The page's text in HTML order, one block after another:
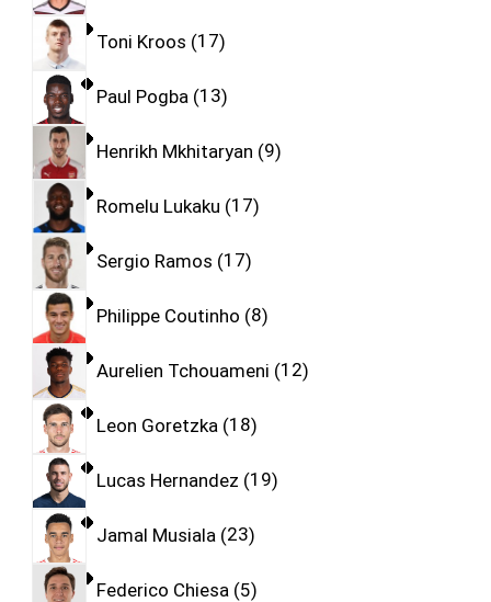
Toni Kroos 17
Paul Pogba 13
Henrikh Mkhitaryan 9
Romelu Lukaku 17
Sergio Ramos 17
Philippe Coutinho 8
Aurelien Tchouameni 12
Leon Goretzka 18
Lucas Hernandez 19
Jamal Musiala 23
Federico Chiesa 5